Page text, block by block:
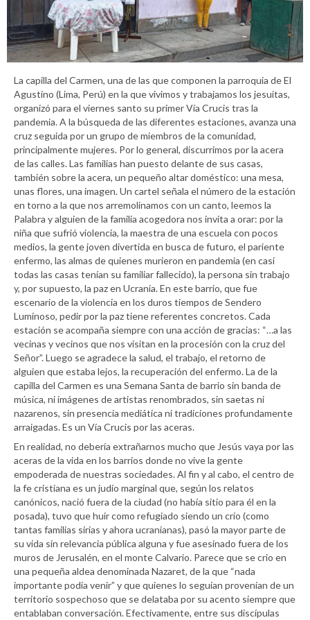
La capilla del Carmen, una de las que componen la parroquia de El
Agustino (Lima, Perú) en la que vivimos y trabajamos los jesuitas,
organizó para el viernes santo su primer Vía Crucis tras la
pandemia. A la búsqueda de las diferentes estaciones, avanza una
cruz seguida por un grupo de miembros de la comunidad,
principalmente mujeres. Por lo general, discurrimos por la acera
de las calles. Las familias han puesto delante de sus casas,
también sobre la acera, un pequeño altar doméstico: una mesa,
unas flores, una imagen. Un cartel señala el número de la estación
en torno a la que nos arremolinamos con un canto, leemos la
Palabra y alguien de la familia acogedora nos invita a orar: por la
niña que sufrió violencia, la maestra de una escuela con pocos
medios, la gente joven divertida en busca de futuro, el pariente
enfermo, las almas de quienes murieron en pandemia (en casi
todas las casas tenían su familiar fallecido), la persona sin trabajo
y, por supuesto, la paz en Ucrania. En este barrio, que fue
escenario de la violencia en los duros tiempos de Sendero
Luminoso, pedir por la paz tiene referentes concretos. Cada
estación se acompaña siempre con una acción de gracias: “…a las
vecinas y vecinos que nos visitan en la procesión con la cruz del
Señor”. Luego se agradece la salud, el trabajo, el retorno de
alguien que estaba lejos, la recuperación del enfermo. La de la
capilla del Carmen es una Semana Santa de barrio sin banda de
música, ni imágenes de artistas renombrados, sin saetas ni
nazarenos, sin presencia mediática ni tradiciones profundamente
arraigadas. Es un Vía Crucis por las aceras.
En realidad, no debería extrañarnos mucho que Jesús vaya por las
aceras de la vida en los barrios donde no vive la gente
empoderada de nuestras sociedades. Al fin y al cabo, el centro de
la fe cristiana es un judío marginal que, según los relatos
canónicos, nació fuera de la ciudad (no había sitio para él en la
posada), tuvo que huir como refugiado siendo un crío (como
tantas familias sirias y ahora ucranianas), pasó la mayor parte de
su vida sin relevancia pública alguna y fue asesinado fuera de los
muros de Jerusalén, en el monte Calvario. Parece que se crio en
una pequeña aldea denominada Nazaret, de la que “nada
importante podía venir” y que quienes lo seguían provenían de un
territorio sospechoso que se delataba por su acento siempre que
entablaban conversación. Efectivamente, entre sus discípulas